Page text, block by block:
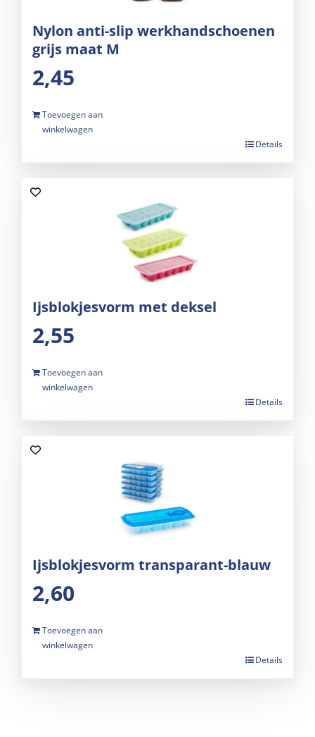
Nylon anti-slip werkhandschoenen
grijs maat M
2,45
Toevoegen aan
winkelwagen
Details
Ijsblokjesvorm met deksel
2,55
Toevoegen aan
winkelwagen
Details
Ijsblokjesvorm transparant-blauw
2,60
Toevoegen aan
winkelwagen
Details